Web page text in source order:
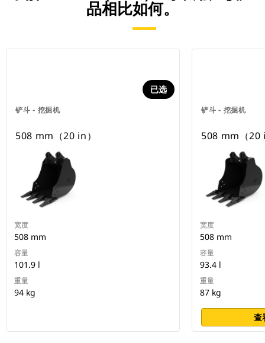
品相比如何。
铲斗 - 挖掘机
已选
508 mm（20 in）
宽度
508 mm
容量
101.9 l
重量
94 kg
铲斗 - 挖掘机
508 mm（20
宽度
508 mm
容量
93.4 l
重量
87 kg
查